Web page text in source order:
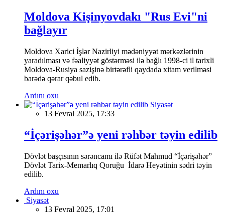
Moldova Kişinyovdakı "Rus Evi"ni
bağlayır
Moldova Xarici İşlər Nazirliyi mədəniyyət mərkəzlərinin
yaradılması və fəaliyyət göstərməsi ilə bağlı 1998-ci il tarixli
Moldova-Rusiya sazişinə birtərəfli qaydada xitam verilməsi
barədə qərar qəbul edib.
Ardını oxu
Siyasət
13 Fevral 2025, 17:33
“İçərişəhər”ə yeni rəhbər təyin edilib
Dövlət başçısının sərəncamı ilə Rüfət Mahmud “İçərişəhər”
Dövlət Tarix-Memarlıq Qoruğu İdarə Heyətinin sədri təyin
edilib.
Ardını oxu
Siyasət
13 Fevral 2025, 17:01